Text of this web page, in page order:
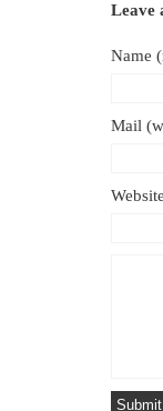
Leave
Name
Mail
Website